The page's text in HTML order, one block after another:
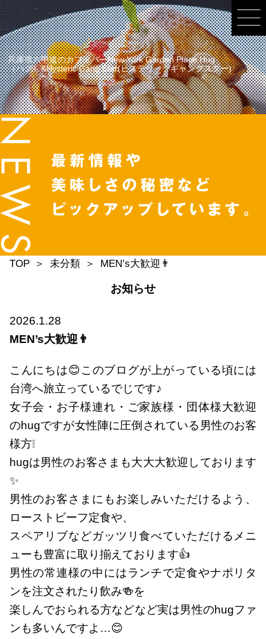
兵庫県六甲道のカフェバーNew York Garden Place Hug
（ハグ）&Hysteric Gang Star(ヒステリックギャングスター)
TOP 未分類 MEN’s大歓迎👨
お知らせ
2026.1.28
MEN’s大歓迎👨
こんにちは😊このブログが上がっている頃には
台湾へ旅立っているでじです♪
女子会・お子様連れ・ご家族様・団体様大歓迎
のhugですが女性陣に圧倒されている男性のお客
様方❕
hugは男性のお客さまも大大大歓迎しております
✨
男性のお客さまにもお楽しみいただけるよう、
ローストビーフ定食や、
スペアリブなどガッツリ食べていただけるメニ
ューも豊富に取り揃えております👍
男性の常連様の中にはランチで定食やナポリタ
ンを注文されたり飲み🍻を
楽しんでおられる方などなど実は男性のhugファ
ンも多いんですよ…😊